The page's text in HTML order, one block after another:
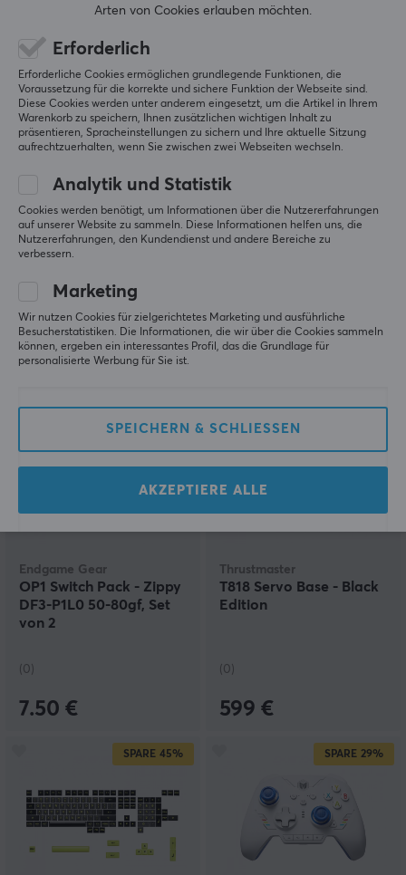
Samsung
59100 PRO M.2 NVMe
(0)
219 €
KBDfans
Holy60 - Anodized Pine
(6)
Endgame Gear
OP1 Switch Pack - Zippy
DF3-P1L0 50-80gf, Set
von 2
(0)
7.50 €
Thrustmaster
T818 Servo Base - Black
Edition
(0)
599 €
SPARE 45% SPARE 29%
Arten von Cookies erlauben möchten.
Erforderlich
Erforderliche Cookies ermöglichen grundlegende Funktionen, die
Voraussetzung für die korrekte und sichere Funktion der Webseite sind.
Diese Cookies werden unter anderem eingesetzt, um die Artikel in Ihrem
Warenkorb zu speichern, Ihnen zusätzlichen wichtigen Inhalt zu
präsentieren, Spracheinstellungen zu sichern und Ihre aktuelle Sitzung
aufrechtzuerhalten, wenn Sie zwischen zwei Webseiten wechseln.
Analytik und Statistik
Cookies werden benötigt, um Informationen über die Nutzererfahrungen
auf unserer Website zu sammeln. Diese Informationen helfen uns, die
Nutzererfahrungen, den Kundendienst und andere Bereiche zu
verbessern.
Marketing
Wir nutzen Cookies für zielgerichtetes Marketing und ausführliche
Besucherstatistiken. Die Informationen, die wir über die Cookies sammeln
können, ergeben ein interessantes Profil, das die Grundlage für
personalisierte Werbung für Sie ist.
SPEICHERN & SCHLIESSEN
AKZEPTIERE ALLE